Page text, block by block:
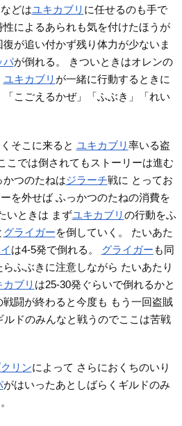
どはユキカブリ に任せるのも手で
性によるあられも気を付けたほうが
が追い付かず残り体力が少ないま
パが倒れる。 きついときはオレンの
ユキカブリ が一緒に行動するときに
こごえるかぜ」「ふぶき」「れい
そこに来ると ユキカブリ 率いる盗
こでは倒されてもストーリーは進む
つのたねはジラーチ戦に とってお
を外せば ふっかつのたねの消費を
いときは まずユキカブリ の行動をふ
グライガーを倒していく。 たいあた
は4-5発で倒れる。 グライガーも同
ふぶきに注意しながら たいあたり
カブリ は25-30発ぐらいで倒れるかと
闘が終わると今度も もう一回盗賊
ルドのみんなと戦うのでここは苦戦
リンによって さらにおくちのいり
がはいったあとしばらくギルドのみ